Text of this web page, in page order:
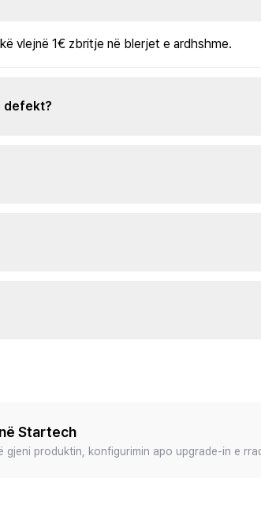
vlejnë 1€ zbritje në blerjet e ardhshme.
defekt?
Startech
gjeni produktin, konfigurimin apo upgrade-in e